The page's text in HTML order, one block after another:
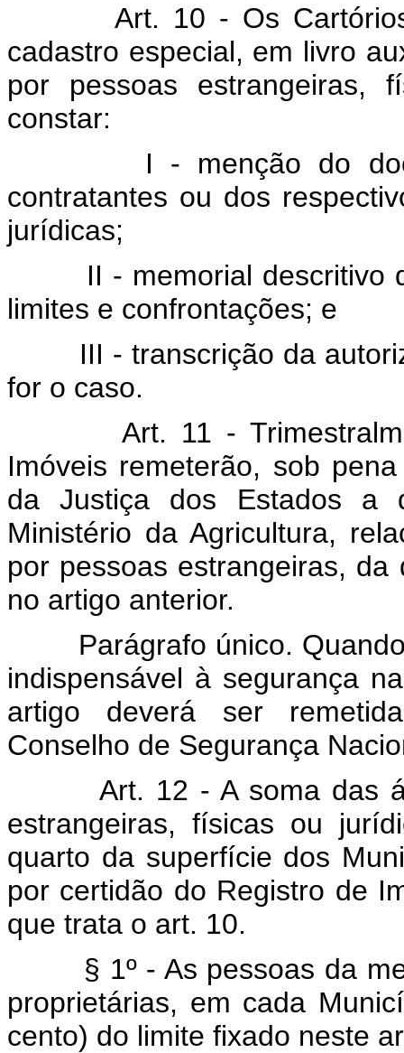
Art. 10 - Os
cadastro especial, em livro
por pessoas estrangeiras,
constar:
I - menção do
contratantes ou dos
jurídicas;
II - memorial descritivo
limites e confrontações; e
III - transcrição da
for o caso.
Art. 11 -
Imóveis remeterão, sob
da Justiça dos Estados a
Ministério da Agricultura,
por pessoas estrangeiras,
no artigo anterior.
Parágrafo único. Quando
indispensável à segurança
artigo deverá ser
Conselho de Segurança
Art. 12 - A soma das
estrangeiras, físicas ou
quarto da superfície dos
por certidão do Registro de
que trata o art. 10.
§ 1º - As pessoas da
proprietárias, em cada
cento) do limite fixado neste